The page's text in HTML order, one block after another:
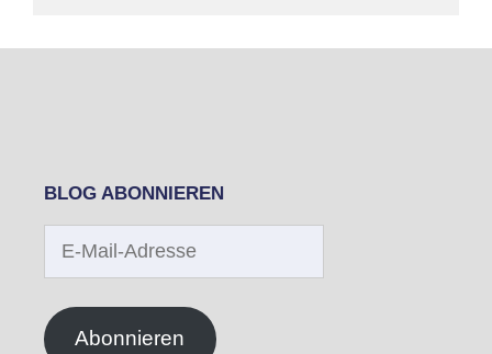
BLOG ABONNIEREN
Abonnieren